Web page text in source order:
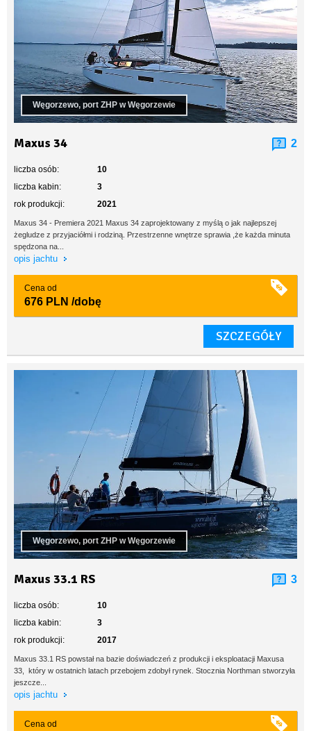
Węgorzewo, port ZHP w Węgorzewie
Maxus 34 2
liczba osób:
10
liczba kabin:
3
rok produkcji:
2021
Maxus 34 - Premiera 2021 Maxus 34 zaprojektowany z myślą o jak najlepszej
żegludze z przyjaciółmi i rodziną. Przestrzenne wnętrze sprawia ,że każda minuta
spędzona na...
opis jachtu
Cena od
676 PLN /dobę
SZCZEGÓŁY
Węgorzewo, port ZHP w Węgorzewie
Maxus 33.1 RS 3
liczba osób:
10
liczba kabin:
3
rok produkcji:
2017
Maxus 33.1 RS powstał na bazie doświadczeń z produkcji i eksploatacji Maxusa
33, który w ostatnich latach przebojem zdobył rynek. Stocznia Northman stworzyła
jeszcze...
opis jachtu
Cena od